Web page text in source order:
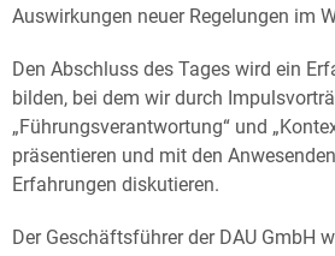
Auswirkungen neuer Regelungen im
Den Abschluss des Tages wird ein
bilden, bei dem wir durch
„Führungsverantwortung“ und
präsentieren und mit den
Erfahrungen diskutieren.
Der Geschäftsführer der DAU GmbH